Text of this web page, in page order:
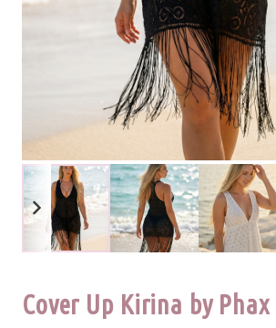
Cover Up Kirina by Phax